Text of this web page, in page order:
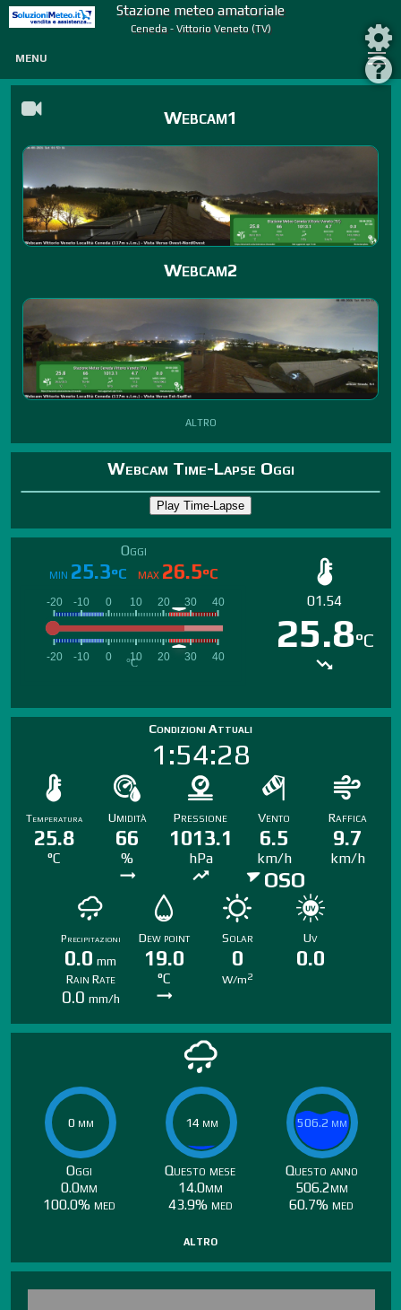
Stazione meteo amatoriale
Ceneda - Vittorio Veneto (TV)
MENU
Webcam1
Webcam2
altro
Webcam Time-Lapse Oggi
Oggi
MIN 25.3°C MAX 26.5°C
01.54
25.8°C
Condizioni Attuali
1:54:28
Temperatura
25.8
°C
Umidità
66
%
Pressione
1013.1
hPa
Vento
6.5
km/h
OSO
Raffica
9.7
km/h
Precipitazioni
0.0 mm
Rain Rate
0.0 mm/h
Dew point
19.0
°C
Solar
0
W/m2
Uv
0.0
0 mm
0 mm
Oggi
0.0mm
100.0% med
14 mm
14 mm
Questo mese
14.0mm
43.9% med
506.2 mm
506.2 mm
Questo anno
506.2mm
60.7% med
altro